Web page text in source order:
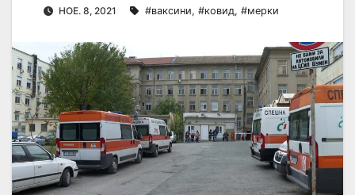
НОЕ. 8, 2021 #ваксини, #ковид, #мерки